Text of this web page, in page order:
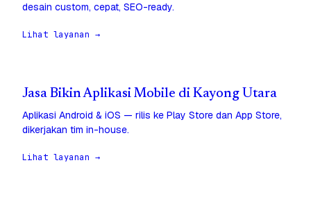
desain custom, cepat, SEO-ready.
Lihat layanan →
Jasa Bikin Aplikasi Mobile di Kayong Utara
Aplikasi Android & iOS — rilis ke Play Store dan App Store,
dikerjakan tim in-house.
Lihat layanan →